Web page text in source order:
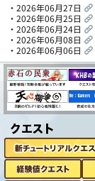
・2026年06月27日
・2026年06月25日
・2026年06月24日
・2026年06月08日
・2026年06月06日